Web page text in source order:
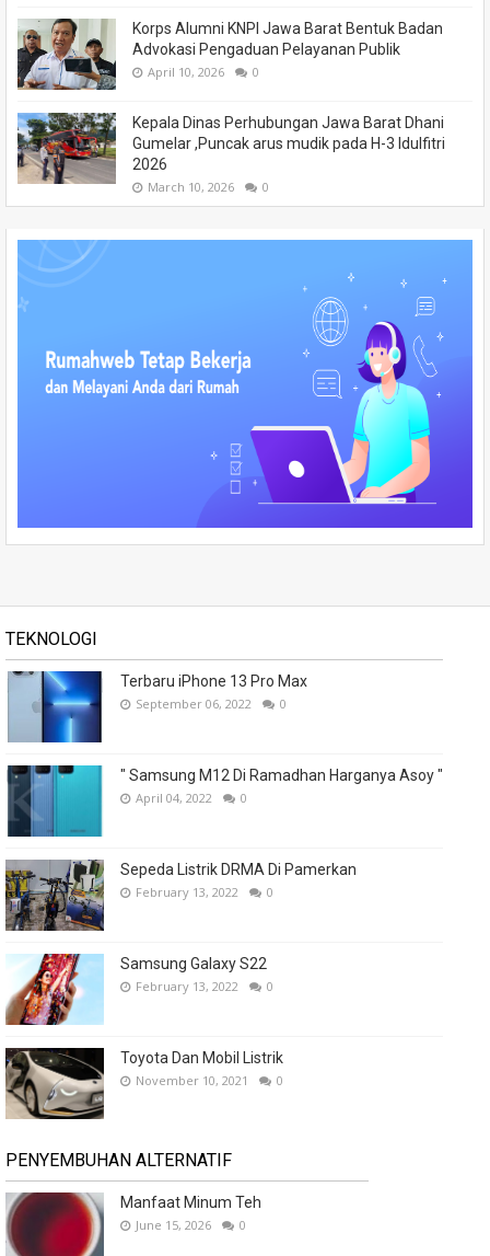
Korps Alumni KNPI Jawa Barat Bentuk Badan
Advokasi Pengaduan Pelayanan Publik
April 10, 2026 0
Kepala Dinas Perhubungan Jawa Barat Dhani
Gumelar ,Puncak arus mudik pada H-3 Idulfitri
2026
March 10, 2026 0
TEKNOLOGI
Terbaru iPhone 13 Pro Max
September 06, 2022 0
" Samsung M12 Di Ramadhan Harganya Asoy "
April 04, 2022 0
Sepeda Listrik DRMA Di Pamerkan
February 13, 2022 0
Samsung Galaxy S22
February 13, 2022 0
Toyota Dan Mobil Listrik
November 10, 2021 0
PENYEMBUHAN ALTERNATIF
Manfaat Minum Teh
June 15, 2026 0